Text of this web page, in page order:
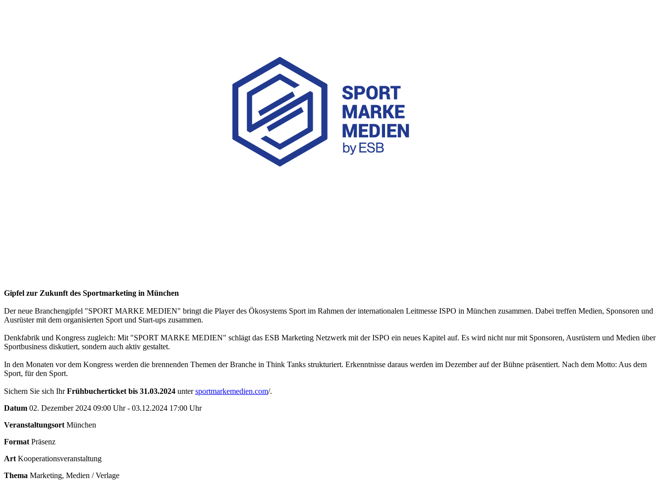
Gipfel zur Zukunft des Sportmarketing in München
Der neue Branchengipfel "SPORT MARKE MEDIEN" bringt die Player des Ökosystems Sport im Rahmen der internationalen Leitmesse ISPO in München zusammen. Dabei treffen Medien, Sponsoren und
Ausrüster mit dem organisierten Sport und Start-ups zusammen.
Denkfabrik und Kongress zugleich: Mit "SPORT MARKE MEDIEN" schlägt das ESB Marketing Netzwerk mit der ISPO ein neues Kapitel auf. Es wird nicht nur mit Sponsoren, Ausrüstern und Medien über
Sportbusiness diskutiert, sondern auch aktiv gestaltet.
In den Monaten vor dem Kongress werden die brennenden Themen der Branche in Think Tanks strukturiert. Erkenntnisse daraus werden im Dezember auf der Bühne präsentiert. Nach dem Motto: Aus dem
Sport, für den Sport.
Sichern Sie sich IhrFrühbucherticket bis 31.03.2024 untersportmarkemedien.com/.
Datum 02. Dezember 2024 09:00 Uhr - 03.12.2024 17:00 Uhr
Veranstaltungsort München
Format Präsenz
Art Kooperationsveranstaltung
Thema Marketing, Medien / Verlage